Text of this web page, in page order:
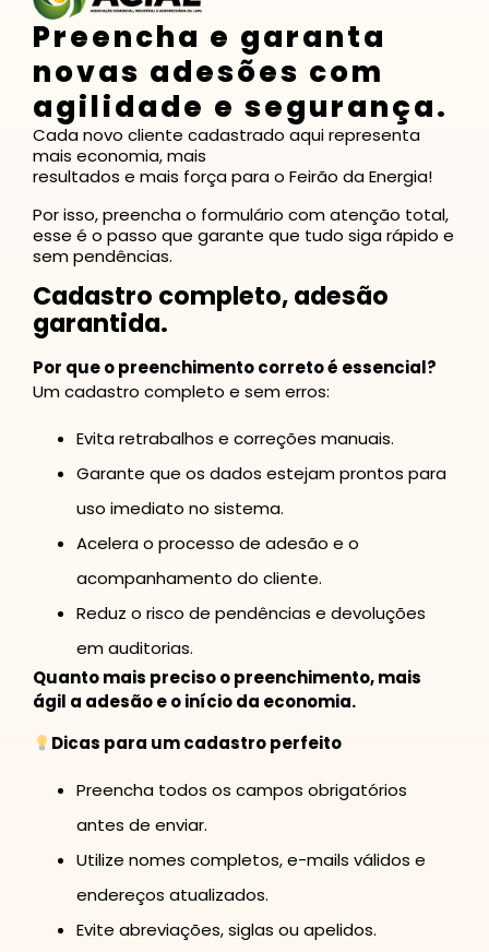
Preencha e garanta
novas adesões com
agilidade e segurança.
Cada novo cliente cadastrado aqui representa
mais economia, mais
resultados e mais força para o Feirão da Energia!
Por isso, preencha o formulário com atenção total,
esse é o passo que garante que tudo siga rápido e
sem pendências.
Cadastro completo, adesão
garantida.
Por que o preenchimento correto é essencial?
Um cadastro completo e sem erros:
Evita retrabalhos e correções manuais.
Garante que os dados estejam prontos para
uso imediato no sistema.
Acelera o processo de adesão e o
acompanhamento do cliente.
Reduz o risco de pendências e devoluções
em auditorias.
Quanto mais preciso o preenchimento, mais
ágil a adesão e o início da economia.
Dicas para um cadastro perfeito
Preencha todos os campos obrigatórios
antes de enviar.
Utilize nomes completos, e-mails válidos e
endereços atualizados.
Evite abreviações, siglas ou apelidos.